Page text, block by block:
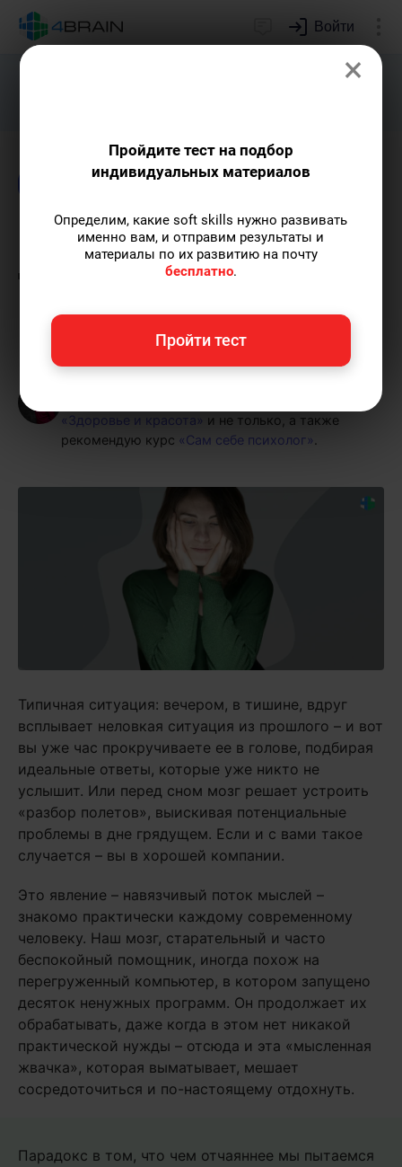
Войти
Подарим индивидуальный план
Здоровье и красота
Как усмирить внутренний
диалог: простые техники
Елена Ланта— автор-популяризатор
«Здоровье и красота»
и не только, а также
рекомендую курс «Сам себе психолог»
Типичная ситуация: вечером, в тишине, вдруг
всплывает неловкая ситуация из прошлого – и вот
вы уже час прокручиваете ее в голове, подбирая
идеальные ответы, которые уже никто не
услышит. Или перед сном мозг решает устроить
«разбор полетов», выискивая потенциальные
проблемы в дне грядущем. Если и с вами такое
случается – вы в хорошей компании.
Это явление – навязчивый поток мыслей –
знакомо практически каждому современному
человеку. Наш мозг, старательный и часто
беспокойный помощник, иногда похож на
перегруженный компьютер, в котором запущено
десяток ненужных программ. Он продолжает их
обрабатывать, даже когда в этом нет никакой
практической нужды – отсюда и эта «мысленная
жвачка», которая выматывает, мешает
сосредоточиться и по-настоящему отдохнуть.
Парадокс в том, что чем отчаяннее мы пытаемся
×
Пройдите тест на подбор
индивидуальных материалов
Определим, какие soft skills нужно развивать
именно вам, и отправим результаты и
материалы по их развитию на почту
бесплатно.
Пройти тест